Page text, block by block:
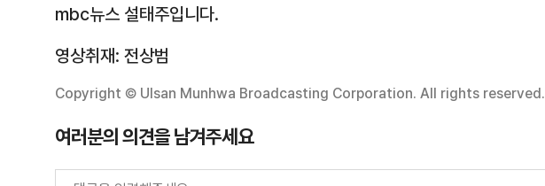
mbc뉴스 설태주입니다.
영상취재: 전상범
Copyright © Ulsan Munhwa Broadcasting Corporation. All rights reserved.
여러분의 의견을 남겨주세요